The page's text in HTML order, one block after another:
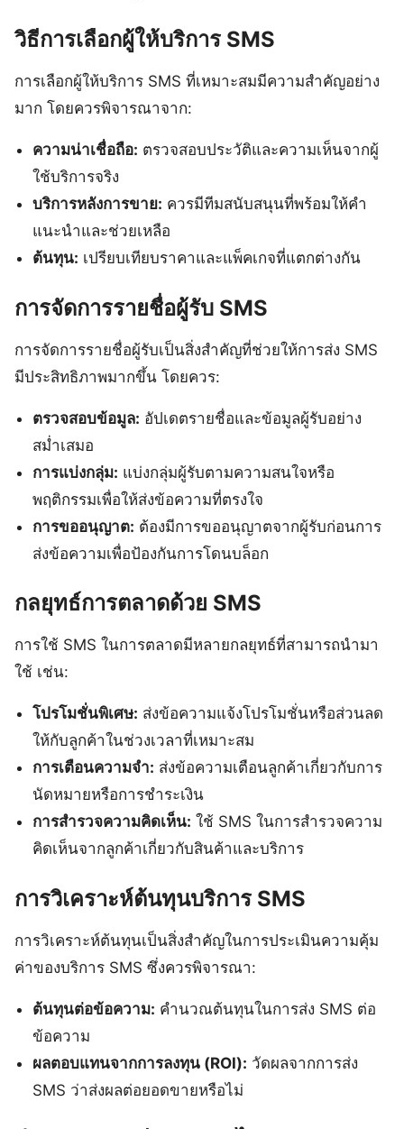
วิธีการเลือกผู้ให้บริการ SMS
การเลือกผู้ให้บริการ SMS ที่เหมาะสมมีความสำคัญอย่าง
มาก โดยควรพิจารณาจาก:
ความน่าเชื่อถือ: ตรวจสอบประวัติและความเห็นจากผู้
ใช้บริการจริง
บริการหลังการขาย: ควรมีทีมสนับสนุนที่พร้อมให้คำ
แนะนำและช่วยเหลือ
ต้นทุน: เปรียบเทียบราคาและแพ็คเกจที่แตกต่างกัน
การจัดการรายชื่อผู้รับ SMS
การจัดการรายชื่อผู้รับเป็นสิ่งสำคัญที่ช่วยให้การส่ง SMS
มีประสิทธิภาพมากขึ้น โดยควร:
ตรวจสอบข้อมูล: อัปเดตรายชื่อและข้อมูลผู้รับอย่าง
สม่ำเสมอ
การแบ่งกลุ่ม: แบ่งกลุ่มผู้รับตามความสนใจหรือ
พฤติกรรมเพื่อให้ส่งข้อความที่ตรงใจ
การขออนุญาต: ต้องมีการขออนุญาตจากผู้รับก่อนการ
ส่งข้อความเพื่อป้องกันการโดนบล็อก
กลยุทธ์การตลาดด้วย SMS
การใช้ SMS ในการตลาดมีหลายกลยุทธ์ที่สามารถนำมา
ใช้ เช่น:
โปรโมชั่นพิเศษ: ส่งข้อความแจ้งโปรโมชั่นหรือส่วนลด
ให้กับลูกค้าในช่วงเวลาที่เหมาะสม
การเตือนความจำ: ส่งข้อความเตือนลูกค้าเกี่ยวกับการ
นัดหมายหรือการชำระเงิน
การสำรวจความคิดเห็น: ใช้ SMS ในการสำรวจความ
คิดเห็นจากลูกค้าเกี่ยวกับสินค้าและบริการ
การวิเคราะห์ต้นทุนบริการ SMS
การวิเคราะห์ต้นทุนเป็นสิ่งสำคัญในการประเมินความคุ้ม
ค่าของบริการ SMS ซึ่งควรพิจารณา:
ต้นทุนต่อข้อความ: คำนวณต้นทุนในการส่ง SMS ต่อ
ข้อความ
ผลตอบแทนจากการลงทุน (ROI): วัดผลจากการส่ง
SMS ว่าส่งผลต่อยอดขายหรือไม่